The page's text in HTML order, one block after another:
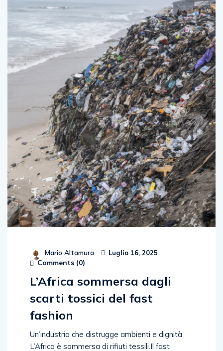
Mario Altamura Luglio 16, 2025
Comments (0)
L’Africa sommersa dagli
scarti tossici del fast
fashion
Un’industria che distrugge ambienti e dignità
L’Africa è sommersa di rifiuti tessili.Il fast